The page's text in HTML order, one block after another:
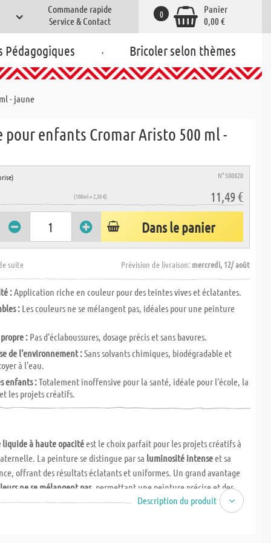
Commande rapide
Service & Contact
Panier
0,00 €
0
Pédagogiques . Bricoler selon thèmes
- jaune
pour enfants Cromar Aristo 500 ml -
N° 500820
(100ml = 2,30 €) 11,49 €
Dans le panier
suite Prévision de livraison: mercredi, 12/ août
:Application riche en couleur pour des teintes vives et éclatantes.
: Les couleurs ne se mélangent pas, idéales pour une peinture
: Pas d'éclaboussures, dosage précis et sans bavures.
de l'environnement :Sans solvants chimiques, biodégradable et
à l'eau.
enfants :Totalement inoffensive pour la santé, idéale pour l'école, la
les projets créatifs.
à haute opacitéest le choix parfait pour les projets créatifs à
La peinture se distingue par sa luminosité intenseet sa
offrant des résultats éclatants et uniformes. Un grand avantage
ne se mélangent pas, permettant une peinture précise et des
à sa formule spéciale, la peinture permet untravail propre, sans
Description du produit